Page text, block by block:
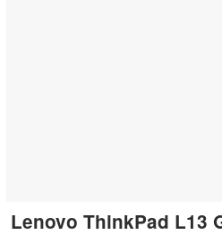
Lenovo ThinkPad L13